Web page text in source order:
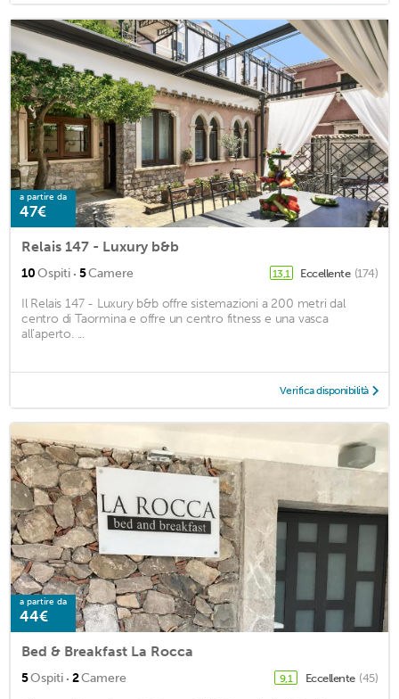
a partire da
47€
Relais 147 - Luxury b&b
10Ospiti · 5Camere 13,1 Eccellente (174)
Il Relais 147 - Luxury b&b offre sistemazioni a 200 metri dal
centro di Taormina e offre un centro fitness e una vasca
all’aperto. ...
Verifica disponibilità
a partire da
44€
Bed & Breakfast La Rocca
5Ospiti · 2Camere 9,1 Eccellente (45)